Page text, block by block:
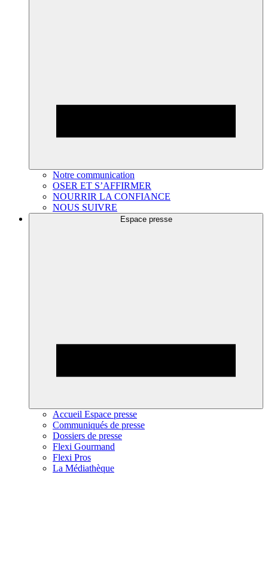
Notre communication
OSER ET S’AFFIRMER
NOURRIR LA CONFIANCE
NOUS SUIVRE
Espace presse
Accueil Espace presse
Communiqués de presse
Dossiers de presse
Flexi Gourmand
Flexi Pros
La Médiathèque